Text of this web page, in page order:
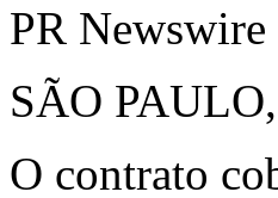
PR Newswire
SÃO
O contrato